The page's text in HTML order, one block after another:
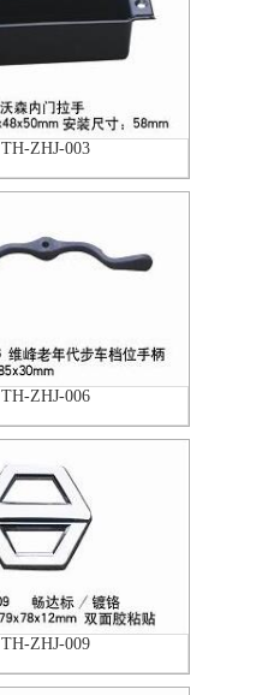
TH-ZHJ-003
TH-ZHJ-006
TH-ZHJ-009